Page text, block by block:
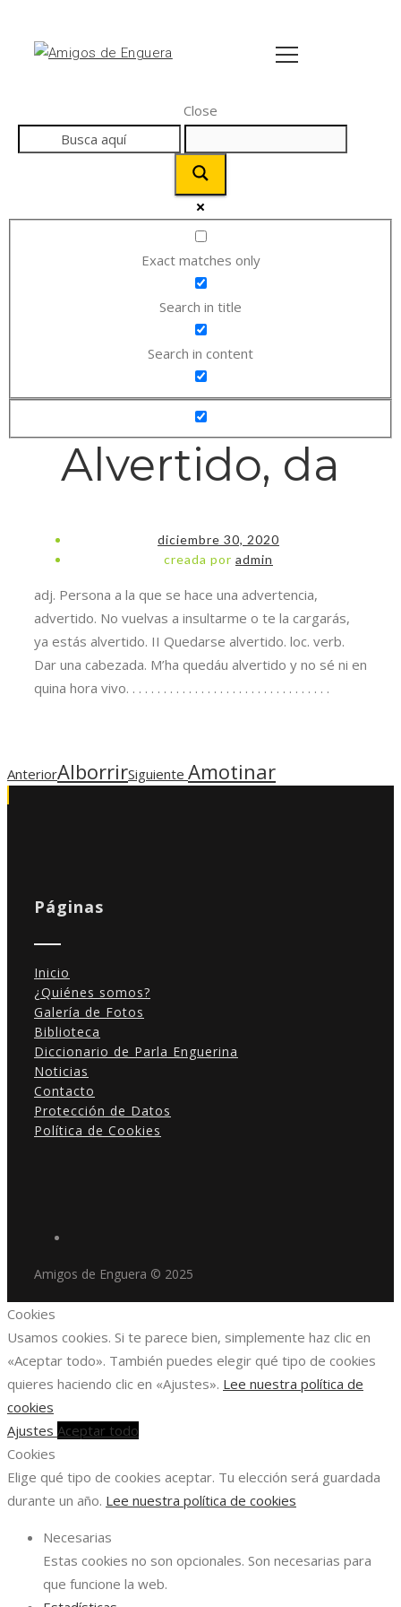
Close
Exact matches only
Search in title
Search in content
Alvertido, da
diciembre 30, 2020
creada por admin
adj. Persona a la que se hace una advertencia,
advertido. No vuelvas a insultarme o te la cargarás,
ya estás alvertido. II Quedarse alvertido. loc. verb.
Dar una cabezada. M’ha quedáu alvertido y no sé ni en
quina hora vivo. . . . . . . . . . . . . . . . . . . . . . . . . . . . . . . . .
AnteriorAlborrirSiguiente Amotinar
Páginas
Inicio
¿Quiénes somos?
Galería de Fotos
Biblioteca
Diccionario de Parla Enguerina
Noticias
Contacto
Protección de Datos
Política de Cookies
Amigos de Enguera © 2025
Cookies
Usamos cookies. Si te parece bien, simplemente haz clic en
«Aceptar todo». También puedes elegir qué tipo de cookies
quieres haciendo clic en «Ajustes». Lee nuestra política de
cookies
Ajustes Aceptar todo
Cookies
Elige qué tipo de cookies aceptar. Tu elección será guardada
durante un año. Lee nuestra política de cookies
Necesarias
Estas cookies no son opcionales. Son necesarias para
que funcione la web.